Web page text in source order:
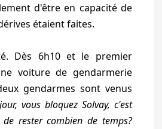
d'être en capacité de
étaient faites.
Dès 6h10 et le premier
voiture de gendarmerie
gendarmes sont venus
vous bloquez Solvay, c'est
de rester combien de temps?